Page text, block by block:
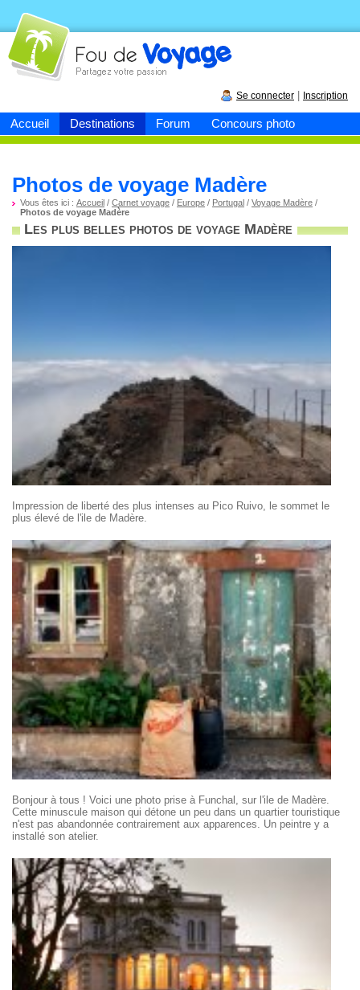
Accueil Destinations Forum Concours photo
Fou devoyage
Se connecter Inscription
Photos de voyage Madère
Vous êtes ici : Accueil / Carnet voyage / Europe / Portugal / Voyage Madère /
Photos de voyage Madère
Les plus belles photos de voyage Madère
Impression de liberté des plus intenses au Pico Ruivo, le sommet le
plus élevé de l'ile de Madère.
Bonjour à tous ! Voici une photo prise à Funchal, sur l'ile de Madère.
Cette minuscule maison qui détone un peu dans un quartier touristique
n'est pas abandonnée contrairement aux apparences. Un peintre y a
installé son atelier.